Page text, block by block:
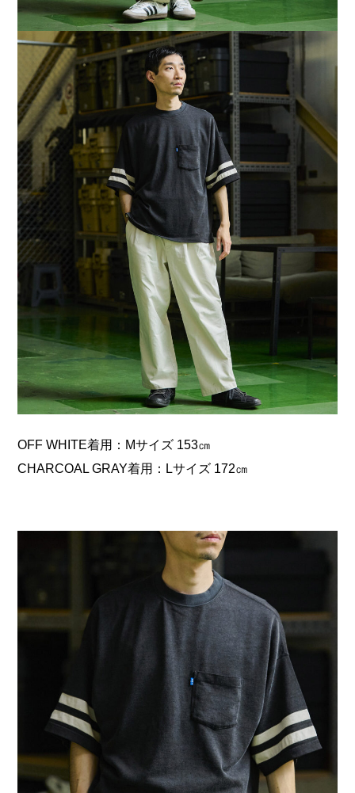
OFF WHITE着用：Mサイズ 153㎝
CHARCOAL GRAY着用：Lサイズ 172㎝